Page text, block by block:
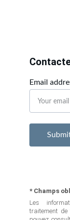
Email
* Champs
Les
traitement de